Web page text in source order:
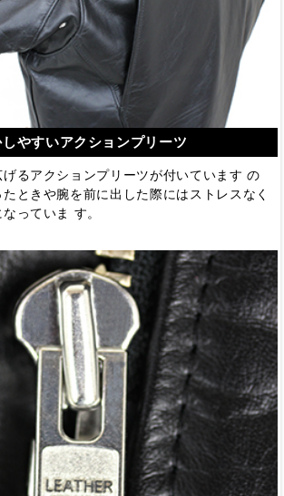
やすいアクションプリーツ
るアクションプリーツが付いています の
ときや腕を前に出した際にはストレスなく
っていま す。